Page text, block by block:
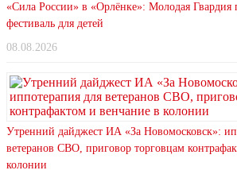
«Сила России» в «Орлёнке»: Молодая Гвардия
фестиваль для детей
08.08.2026
Утренний дайджест ИА «За Новомосковск»:
ветеранов СВО, приговор торговцам
колонии